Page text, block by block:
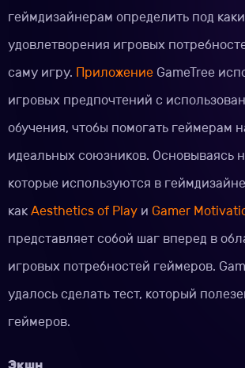
геймдизайнерам определить под
удовлетворения игровых
саму игру. Приложение GameTree
игровых предпочтений с
обучения, чтобы помогать геймерам
идеальных союзников. Основываясь
которые используются в
как Aesthetics of Play и Gamer
представляет собой шаг вперед в
игровых потребностей геймеров.
удалось сделать тест, который
геймеров.